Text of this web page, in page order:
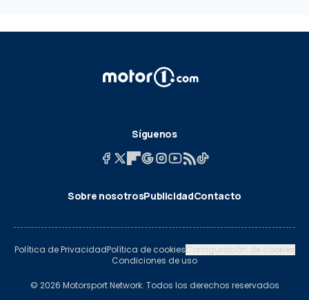
Síguenos
Sobre nosotrosPublicidadContacto
Política de PrivacidadPolítica de cookiesConfiguración de cookies
Condiciones de uso
© 2026 Motorsport Network. Todos los derechos reservados